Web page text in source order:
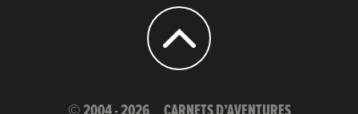
© 2004 - 2026 CARNETS D’AVENTURES